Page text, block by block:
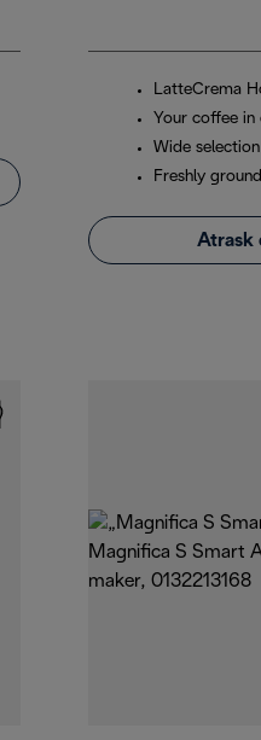
LatteCrema
Your coffee in
Wide
Freshly
Atrask